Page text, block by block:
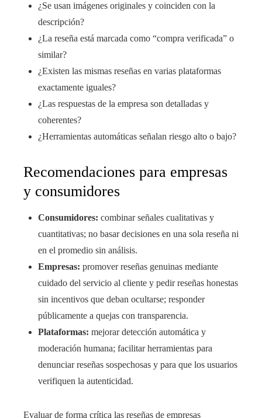
¿Se usan imágenes originales y coinciden con la
descripción?
¿La reseña está marcada como “compra verificada” o
similar?
¿Existen las mismas reseñas en varias plataformas
exactamente iguales?
¿Las respuestas de la empresa son detalladas y
coherentes?
¿Herramientas automáticas señalan riesgo alto o bajo?
Recomendaciones para empresas
y consumidores
Consumidores: combinar señales cualitativas y
cuantitativas; no basar decisiones en una sola reseña ni
en el promedio sin análisis.
Empresas: promover reseñas genuinas mediante
cuidado del servicio al cliente y pedir reseñas honestas
sin incentivos que deban ocultarse; responder
públicamente a quejas con transparencia.
Plataformas: mejorar detección automática y
moderación humana; facilitar herramientas para
denunciar reseñas sospechosas y para que los usuarios
verifiquen la autenticidad.
Evaluar de forma crítica las reseñas de empresas